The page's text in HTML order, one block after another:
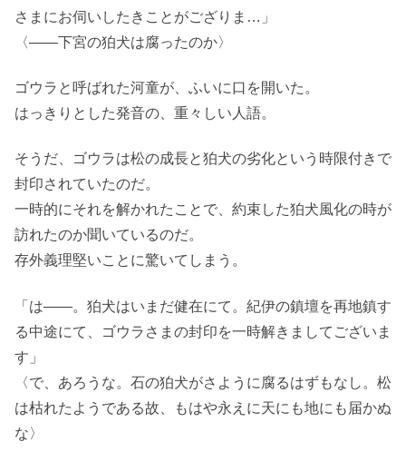
さまにお伺いしたきことがござりま…」
〈――下宮の狛犬は腐ったのか〉
ゴウラと呼ばれた河童が、ふいに口を開いた。
はっきりとした発音の、重々しい人語。
そうだ、ゴウラは松の成長と狛犬の劣化という時限付きで
封印されていたのだ。
一時的にそれを解かれたことで、約束した狛犬風化の時が
訪れたのか聞いているのだ。
存外義理堅いことに驚いてしまう。
「は――。狛犬はいまだ健在にて。紀伊の鎮壇を再地鎮す
る中途にて、ゴウラさまの封印を一時解きましてございま
す」
〈で、あろうな。石の狛犬がさように腐るはずもなし。松
は枯れたようである故、もはや永えに天にも地にも届かぬ
な〉